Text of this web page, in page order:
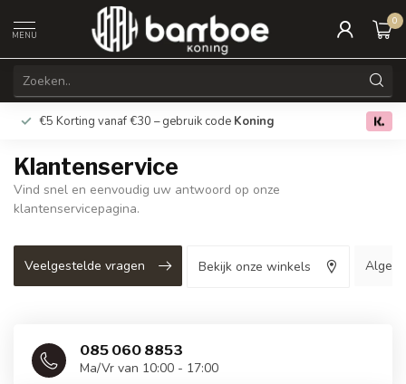
MENU
0
€5 Korting vanaf €30 – gebruik code Koning Gratis
Klantenservice
Vind snel en eenvoudig uw antwoord op onze
klantenservicepagina.
Veelgestelde vragen Bekijk onze winkels
085 060 8853
Ma/Vr van 10:00 - 17:00